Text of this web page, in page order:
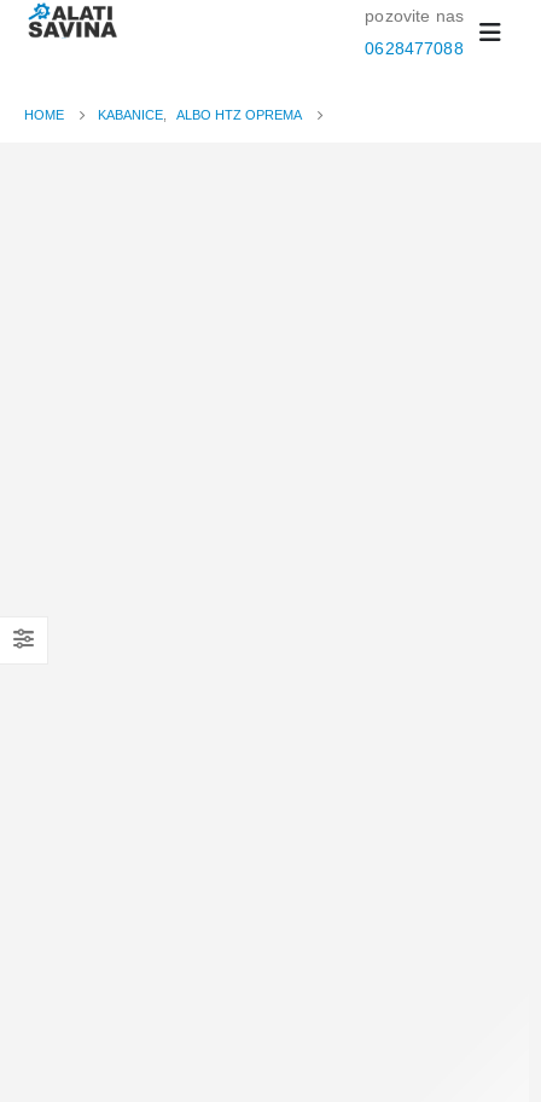
pozovite nas
0628477088
HOME KABANICE ALBO HTZ OPREMA